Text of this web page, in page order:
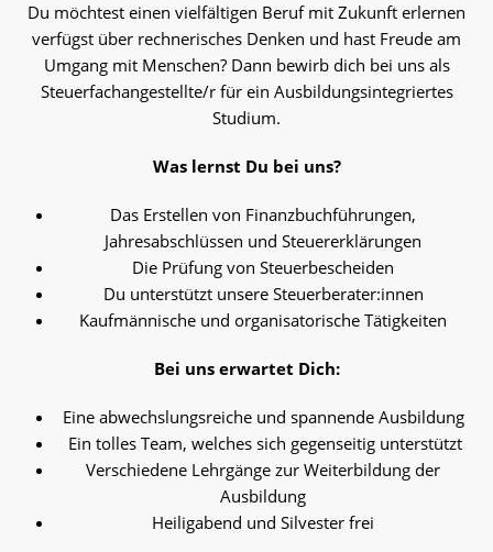
Du möchtest einen vielfältigen Beruf mit Zukunft erlernen
verfügst über rechnerisches Denken und hast Freude am
Umgang mit Menschen? Dann bewirb dich bei uns als
Steuerfachangestellte/r für ein Ausbildungsintegriertes
Studium.
Was lernst Du bei uns?
Das Erstellen von Finanzbuchführungen,
Jahresabschlüssen und Steuererklärungen
Die Prüfung von Steuerbescheiden
Du unterstützt unsere Steuerberater:innen
Kaufmännische und organisatorische Tätigkeiten
Bei uns erwartet Dich:
Eine abwechslungsreiche und spannende Ausbildung
Ein tolles Team, welches sich gegenseitig unterstützt
Verschiedene Lehrgänge zur Weiterbildung der
Ausbildung
Heiligabend und Silvester frei